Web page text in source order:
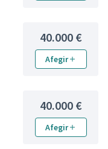
40.000 €
Afegir
40.000 €
Afegir